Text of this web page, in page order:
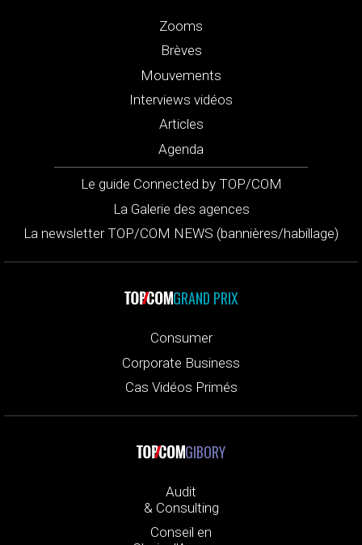
Zooms
Brèves
Mouvements
Interviews vidéos
Articles
Agenda
Le guide Connected by TOP/COM
La Galerie des agences
La newsletter TOP/COM NEWS (bannières/habillage)
GRAND PRIX
Consumer
Corporate Business
Cas Vidéos Primés
GIBORY
Audit
& Consulting
Conseil en